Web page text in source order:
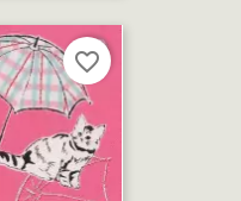
favorite_border